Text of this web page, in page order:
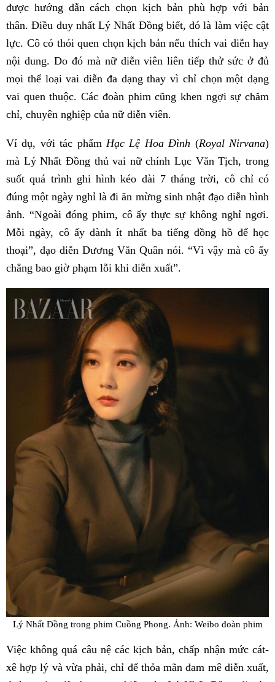
được hướng dẫn cách chọn kịch bản phù hợp với bản
thân. Điều duy nhất Lý Nhất Đồng biết, đó là làm việc cật
lực. Cô có thói quen chọn kịch bản nếu thích vai diễn hay
nội dung. Do đó mà nữ diễn viên liên tiếp thử sức ở đủ
mọi thể loại vai diễn đa dạng thay vì chỉ chọn một dạng
vai quen thuộc. Các đoàn phim cũng khen ngợi sự chăm
chỉ, chuyên nghiệp của nữ diễn viên.
Ví dụ, với tác phẩm Hạc Lệ Hoa Đình (Royal Nirvana)
mà Lý Nhất Đồng thủ vai nữ chính Lục Văn Tịch, trong
suốt quá trình ghi hình kéo dài 7 tháng trời, cô chỉ có
đúng một ngày nghỉ là đi ăn mừng sinh nhật đạo diễn hình
ảnh. “Ngoài đóng phim, cô ấy thực sự không nghỉ ngơi.
Mỗi ngày, cô ấy dành ít nhất ba tiếng đồng hồ để học
thoại”, đạo diễn Dương Văn Quân nói. “Vì vậy mà cô ấy
chẳng bao giờ phạm lỗi khi diễn xuất”.
Lý Nhất Đồng trong phim Cuồng Phong. Ảnh: Weibo đoàn phim
Việc không quá câu nệ các kịch bản, chấp nhận mức cát-
xê hợp lý và vừa phải, chỉ để thỏa mãn đam mê diễn xuất,